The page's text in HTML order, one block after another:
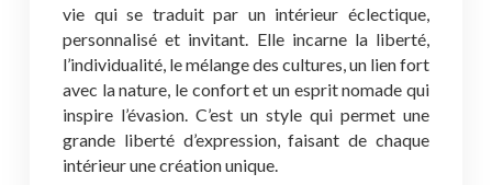
vie qui se traduit par un intérieur éclectique,
personnalisé et invitant. Elle incarne la liberté,
l’individualité, le mélange des cultures, un lien fort
avec la nature, le confort et un esprit nomade qui
inspire l’évasion. C’est un style qui permet une
grande liberté d’expression, faisant de chaque
intérieur une création unique.